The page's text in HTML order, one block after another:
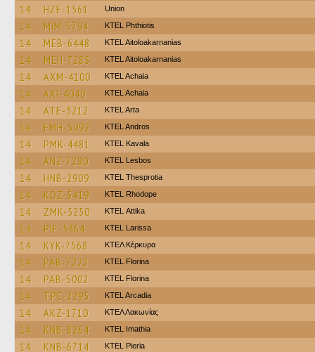
14 HZE-1561 Union
14 MIM-5794 ΚΤΕL Phthiotis
14 MEB-6448 KTEL Aitoloakarnanias
14 MEH-7285 KTEL Aitoloakarnanias
14 AXM-4100 KTEL Achaia
14 AXI-4040 KTEL Achaia
14 ATE-3212 KTEL Arta
14 EMH-5092 KTEL Andros
14 PMK-4481 KTEL Kavala
14 ANZ-7280 KTEL Lesbos
14 HNB-2909 KTEL Thesprotia
14 KOZ-5419 KTEL Rhodope
14 ZMK-5250 KΤΕL Αttika
14 PIE-5464 KTEL Larissa
14 KYK-7568 ΚΤΕΛ Κέρκυρα
14 PAB-7222 KTEL Florina
14 PAB-5002 KTEL Florina
14 TPE-2295 KTEL Arcadia
14 AKZ-1710 ΚΤΕΛ Λακωνίας
14 KNB-8264 KTEL Imathia
14 KNB-6714 KTEL Pieria